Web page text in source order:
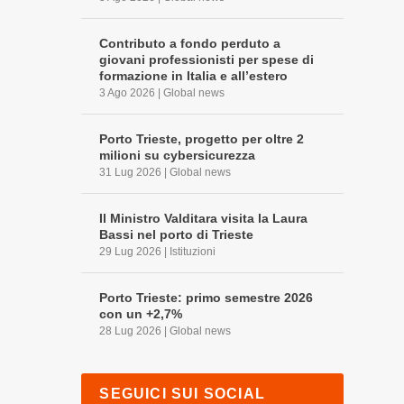
Contributo a fondo perduto a
giovani professionisti per spese di
formazione in Italia e all’estero
3 Ago 2026 |Global news
Porto Trieste, progetto per oltre 2
milioni su cybersicurezza
31 Lug 2026 |Global news
Il Ministro Valditara visita la Laura
Bassi nel porto di Trieste
29 Lug 2026 Istituzioni
Porto Trieste: primo semestre 2026
con un +2,7%
28 Lug 2026 |Global news
SEGUICI SUI SOCIAL